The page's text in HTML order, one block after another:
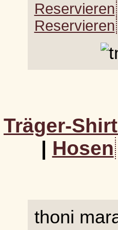
Reservieren
Reservieren
Träger-
| Hosen
thoni